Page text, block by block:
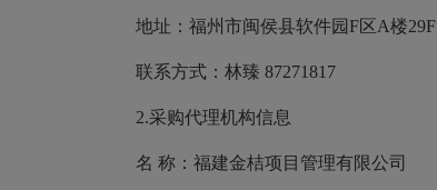
地址：福州市闽侯县软件园F区A楼29F
联系方式：林臻 87271817
2.采购代理机构信息
名 称：福建金桔项目管理有限公司